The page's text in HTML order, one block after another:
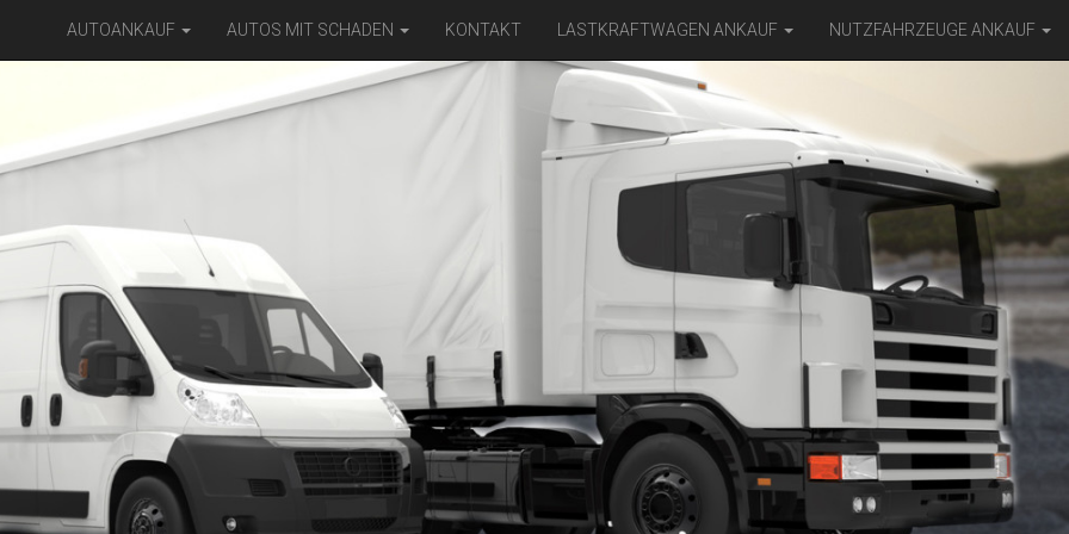
AUTOANKAUF AUTOS MIT SCHADEN KONTAKT LASTKRAFTWAGEN ANKAUF NUTZFAHRZEUGE ANKAUF